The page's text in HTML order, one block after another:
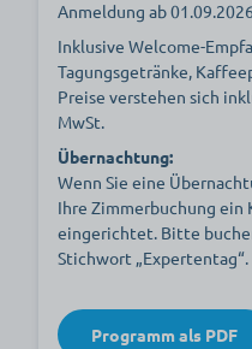
Anmeldung ab
Inklusive Welcome-
Tagungsgetränke,
Preise verstehen sich
MwSt.
Übernachtung:
Wenn Sie eine
Ihre Zimmerbuchung
eingerichtet. Bitte
Stichwort „Expertentag“.
Programm als PDF